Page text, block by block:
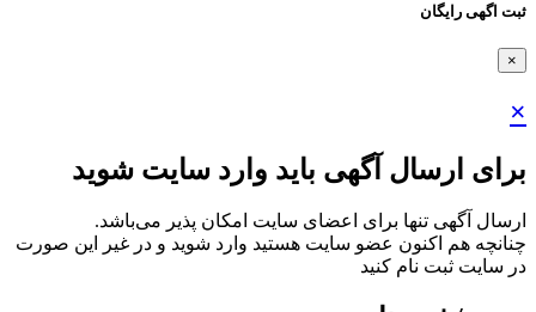
ثبت اگهی رایگان
×
×
برای ارسال آگهی باید وارد سایت شوید
ارسال آگهی تنها برای اعضای سایت امکان پذیر می‌باشد.
چنانچه هم‌ اکنون عضو سایت هستید وارد شوید و در غیر این صورت
در سایت ثبت نام کنید